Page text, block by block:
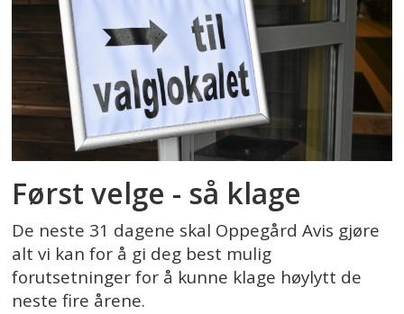
Først velge - så klage
De neste 31 dagene skal Oppegård Avis gjøre
alt vi kan for å gi deg best mulig
forutsetninger for å kunne klage høylytt de
neste fire årene.